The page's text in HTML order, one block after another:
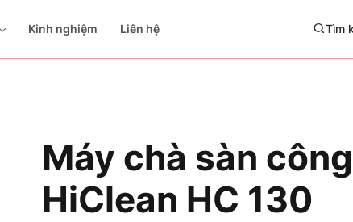
Kinh nghiệm Liên hệ Tìm
Máy chà sàn
HiClean HC 130